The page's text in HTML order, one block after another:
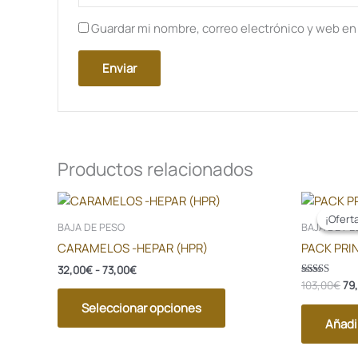
Guardar mi nombre, correo electrónico y web
Productos relacionados
BAJA DE PESO
CARAMELOS -HEPAR (HPR)
32,00€-73,00€
Rango
de
32,00€
hasta
73,00€
Seleccionar opciones
BAJA DE
PACK
Valorado en
5.00
de 5
103,00€
El